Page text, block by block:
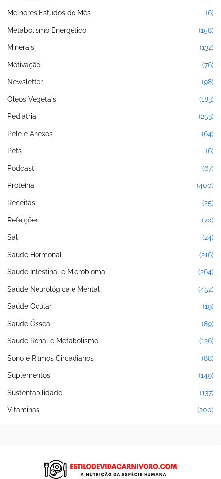
Melhores Estudos do Mês (6)
Metabolismo Energético (158)
Minerais (132)
Motivação (76)
Newsletter (98)
Óleos Vegetais (183)
Pediatria (253)
Pele e Anexos (64)
Pets (6)
Podcast (67)
Proteína (400)
Receitas (25)
Refeições (70)
Sal (24)
Saúde Hormonal (216)
Saúde Intestinal e Microbioma (264)
Saúde Neurológica e Mental (452)
Saúde Ocular (19)
Saúde Óssea (89)
Saúde Renal e Metabolismo (126)
Sono e Ritmos Circadianos (88)
Suplementos (149)
Sustentabilidade (137)
Vitaminas (200)